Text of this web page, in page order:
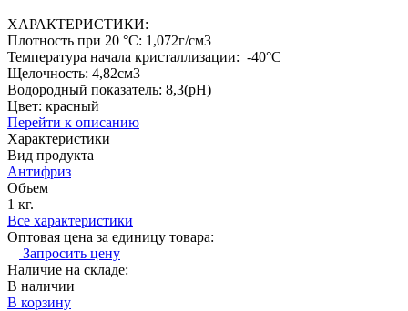
ХАРАКТЕРИСТИКИ:
Плотность при 20 °C: 1,072г/см3
Температура начала кристаллизации: -40°C
Щелочность: 4,82см3
Водородный показатель: 8,3(рН)
Цвет: красный
Перейти к описанию
Характеристики
Вид продукта
Антифриз
Объем
1 кг.
Все характеристики
Оптовая цена за единицу товара:
Запросить цену
Наличие на складе:
В наличии
В корзину